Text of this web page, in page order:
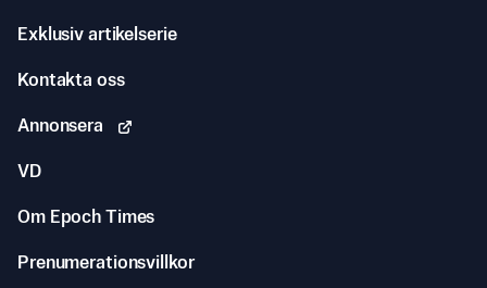
Exklusiv artikelserie
Kontakta oss
Annonsera
VD
Om Epoch Times
Prenumerationsvillkor